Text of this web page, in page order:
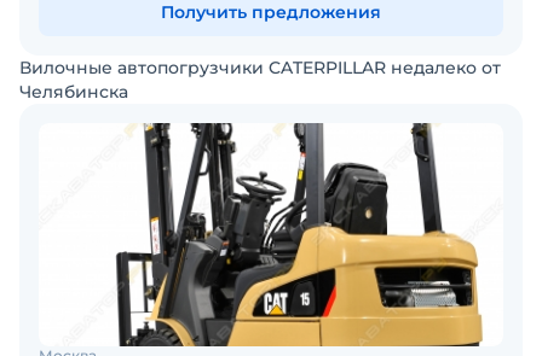
Получить предложения
Вилочные автопогрузчики CATERPILLAR недалеко от
Челябинска